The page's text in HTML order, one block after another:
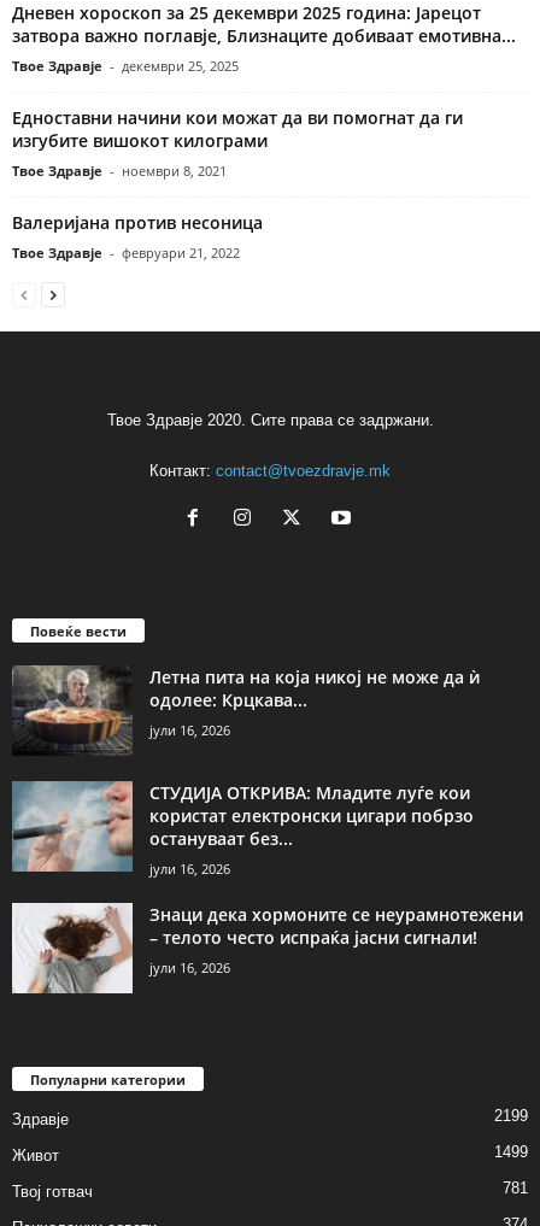
Дневен хороскоп за 25 декември 2025 година: Јарецот
затвора важно поглавје, Близнаците добиваат емотивна...
Твое Здравје - декември 25, 2025
Едноставни начини кои можат да ви помогнат да ги
изгубите вишокот килограми
Твое Здравје - ноември 8, 2021
Валеријана против несоница
Твое Здравје - февруари 21, 2022
Твое Здравје 2020. Сите права се задржани.
Контакт: contact@tvoezdravje.mk
Повеќе вести
Летна пита на која никој не може да ѝ
одолее: Крцкава...
јули 16, 2026
СТУДИЈА ОТКРИВА: Младите луѓе кои
користат електронски цигари побрзо
остануваат без...
јули 16, 2026
Знаци дека хормоните се неурамнотежени
– телото често испраќа јасни сигнали!
јули 16, 2026
Популарни категории
Здравје 2199
Живот 1499
Твој готвач 781